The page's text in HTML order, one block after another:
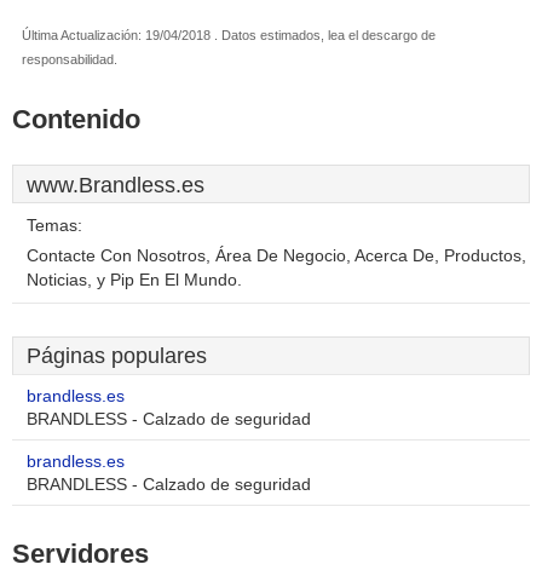
Última Actualización: 19/04/2018 . Datos estimados, lea el descargo de
responsabilidad.
Contenido
www.Brandless.es
Temas:
Contacte Con Nosotros, Área De Negocio, Acerca De, Productos,
Noticias, y Pip En El Mundo.
Páginas populares
brandless.es
BRANDLESS - Calzado de seguridad
brandless.es
BRANDLESS - Calzado de seguridad
Servidores